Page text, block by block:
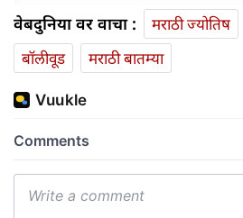
वेबदुनिया वर वाचा : मराठी ज्योतिष
बॉलीवूड
मराठी बातम्या